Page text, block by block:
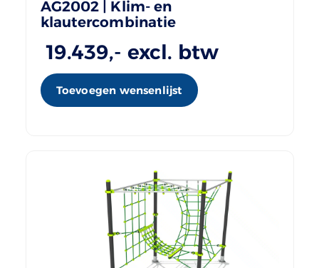
AG2002 | Klim- en
klautercombinatie
19.439,- excl. btw
Toevoegen wensenlijst